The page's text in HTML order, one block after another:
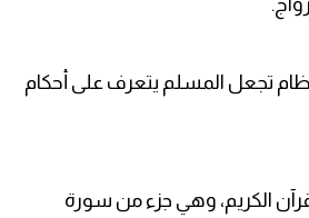
تجعل المسلم يتعرف على أحكام
الكريم، وهي جزء من سورة